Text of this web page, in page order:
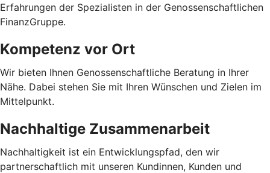
Erfahrungen der Spezialisten in der Genossenschaftlichen
FinanzGruppe.
Kompetenz vor Ort
Wir bieten Ihnen Genossenschaftliche Beratung in Ihrer
Nähe. Dabei stehen Sie mit Ihren Wünschen und Zielen im
Mittelpunkt.
Nachhaltige Zusammenarbeit
Nachhaltigkeit ist ein Entwicklungspfad, den wir
partnerschaftlich mit unseren Kundinnen, Kunden und